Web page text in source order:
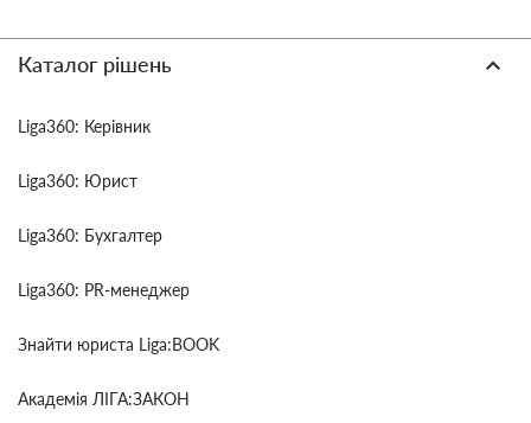
Каталог рішень
Liga360: Керівник
Liga360: Юрист
Liga360: Бухгалтер
Liga360: PR-менеджер
Знайти юриста Liga:BOOK
Академія ЛІГА:ЗАКОН